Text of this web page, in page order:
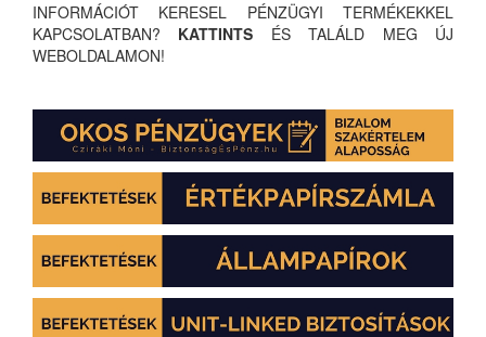
INFORMÁCIÓT KERESEL PÉNZÜGYI TERMÉKEKKEL
KAPCSOLATBAN? KATTINTS ÉS TALÁLD MEG ÚJ
WEBOLDALAMON!